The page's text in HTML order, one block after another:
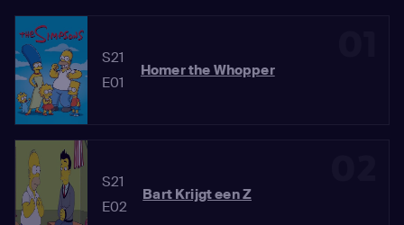
S21
E01
Homer the Whopper
S21
E02
Bart Krijgt een Z